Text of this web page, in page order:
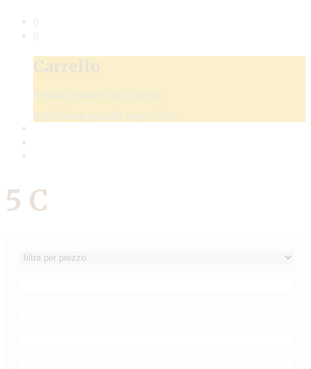
Nessun prodotto nel carrello.
Spedizione gratuita sopra i 69€
5 C